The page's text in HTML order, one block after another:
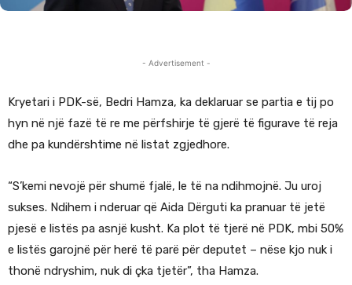
- Advertisement -
Kryetari i PDK-së, Bedri Hamza, ka deklaruar se partia e tij po
hyn në një fazë të re me përfshirje të gjerë të figurave të reja
dhe pa kundërshtime në listat zgjedhore.
“S’kemi nevojë për shumë fjalë, le të na ndihmojnë. Ju uroj
sukses. Ndihem i nderuar që Aida Dërguti ka pranuar të jetë
pjesë e listës pa asnjë kusht. Ka plot të tjerë në PDK, mbi 50%
e listës garojnë për herë të parë për deputet – nëse kjo nuk i
thonë ndryshim, nuk di çka tjetër”, tha Hamza.